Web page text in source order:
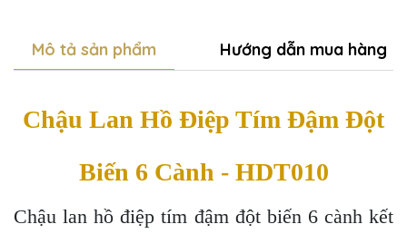
Mô tả sản phẩm Hướng dẫn mua hàng
Chậu Lan Hồ Điệp Tím Đậm Đột
Biến 6 Cành - HDT010
Chậu lan hồ điệp tím đậm đột biến 6 cành kết